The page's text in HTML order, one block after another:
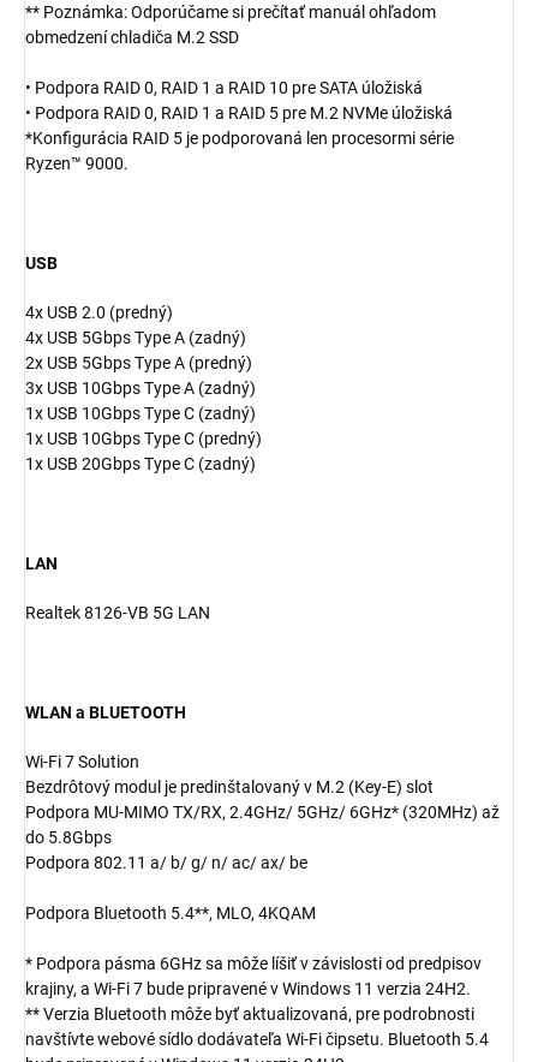
** Poznámka: Odporúčame si prečítať manuál ohľadom
obmedzení chladiča M.2 SSD
• Podpora RAID 0, RAID 1 a RAID 10 pre SATA úložiská
• Podpora RAID 0, RAID 1 a RAID 5 pre M.2 NVMe úložiská
*Konfigurácia RAID 5 je podporovaná len procesormi série
Ryzen™ 9000.
USB
4x USB 2.0 (predný)
4x USB 5Gbps Type A (zadný)
2x USB 5Gbps Type A (predný)
3x USB 10Gbps Type A (zadný)
1x USB 10Gbps Type C (zadný)
1x USB 10Gbps Type C (predný)
1x USB 20Gbps Type C (zadný)
LAN
Realtek 8126-VB 5G LAN
WLAN a BLUETOOTH
Wi-Fi 7 Solution
Bezdrôtový modul je predinštalovaný v M.2 (Key-E) slot
Podpora MU-MIMO TX/RX, 2.4GHz/ 5GHz/ 6GHz* (320MHz) až
do 5.8Gbps
Podpora 802.11 a/ b/ g/ n/ ac/ ax/ be
Podpora Bluetooth 5.4**, MLO, 4KQAM
* Podpora pásma 6GHz sa môže líšiť v závislosti od predpisov
krajiny, a Wi-Fi 7 bude pripravené v Windows 11 verzia 24H2.
** Verzia Bluetooth môže byť aktualizovaná, pre podrobnosti
navštívte webové sídlo dodávateľa Wi-Fi čipsetu. Bluetooth 5.4